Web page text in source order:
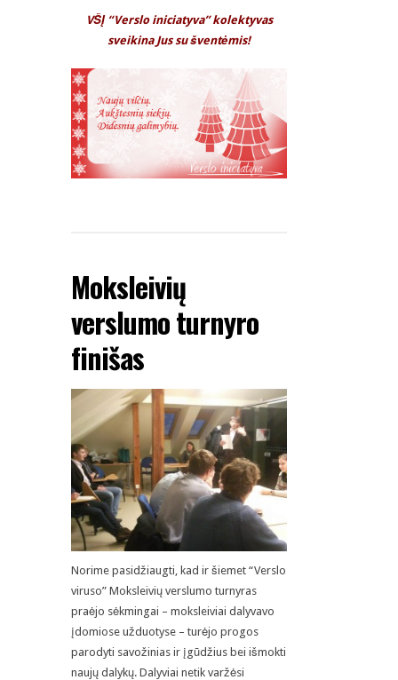
VŠĮ “Verslo iniciatyva” kolektyvas
sveikina Jus su šventėmis!
Moksleivių
verslumo turnyro
finišas
Norime pasidžiaugti, kad ir šiemet “Verslo
viruso” Moksleivių verslumo turnyras
praėjo sėkmingai – moksleiviai dalyvavo
įdomiose užduotyse – turėjo progos
parodyti savožinias ir įgūdžius bei išmokti
naujų dalykų. Dalyviai netik varžėsi